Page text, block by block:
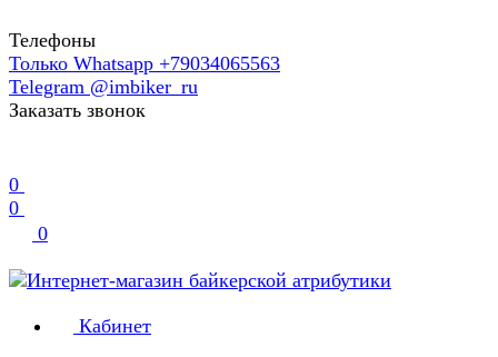
Телефоны
Только Whatsapp +79034065563
Telegram @imbiker_ru
Заказать звонок
0
0
0
Кабинет